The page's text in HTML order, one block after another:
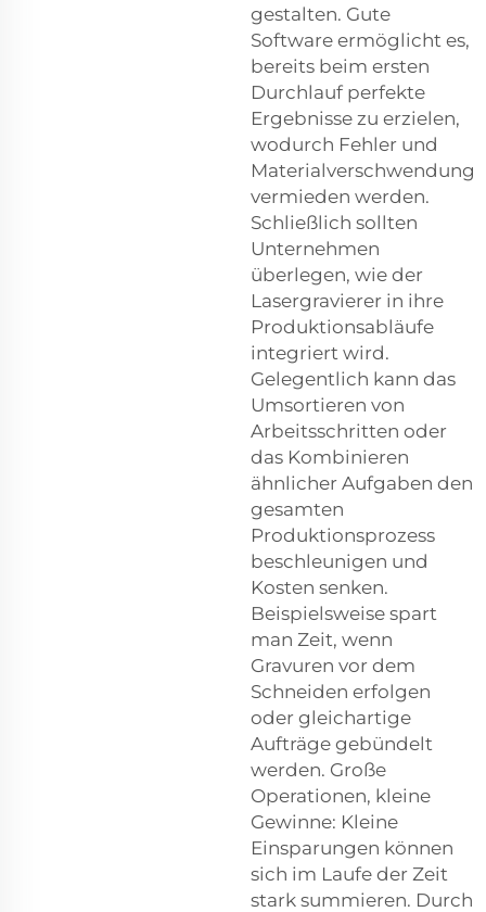
gestalten. Gute
Software ermöglicht es,
bereits beim ersten
Durchlauf perfekte
Ergebnisse zu erzielen,
wodurch Fehler und
Materialverschwendung
vermieden werden.
Schließlich sollten
Unternehmen
überlegen, wie der
Lasergravierer in ihre
Produktionsabläufe
integriert wird.
Gelegentlich kann das
Umsortieren von
Arbeitsschritten oder
das Kombinieren
ähnlicher Aufgaben den
gesamten
Produktionsprozess
beschleunigen und
Kosten senken.
Beispielsweise spart
man Zeit, wenn
Gravuren vor dem
Schneiden erfolgen
oder gleichartige
Aufträge gebündelt
werden. Große
Operationen, kleine
Gewinne: Kleine
Einsparungen können
sich im Laufe der Zeit
stark summieren. Durch